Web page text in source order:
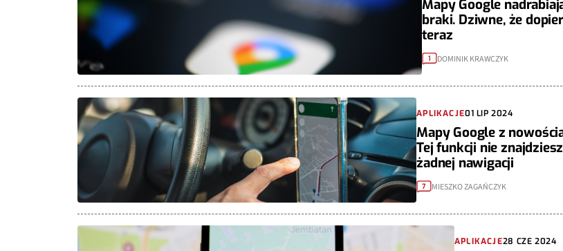
Mapy Google
braki. Dziwne, że
teraz
1 DOMINIK KRAWCZYK
APLIKACJE01 LIP 2024
Mapy Google z
Tej funkcji nie
żadnej nawigacji
7 MIESZKO ZAGAŃCZYK
APLIKACJE28 CZE 2024